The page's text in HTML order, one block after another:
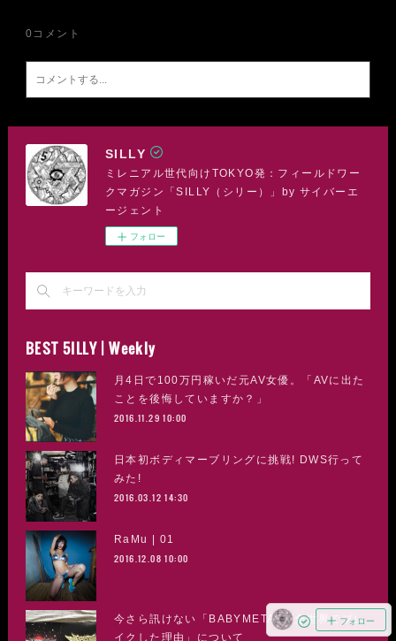
0 コメント
SILLY
ミレニアル世代向けTOKYO発：フィールドワー
クマガジン「SILLY（シリー）」by サイバーエ
ージェント
フォロー
BEST 5ILLY | Weekly
月4日で100万円稼いだ元AV女優。「AVに出た
ことを後悔していますか？」
2016.11.29 10:00
日本初ボディマーブリングに挑戦! DWS行って
みた!
2016.03.12 14:30
RaMu | 01
2016.12.08 10:00
今さら訊けない「BABYMETALが全世界でブレ
イクした理由」について
フォロー